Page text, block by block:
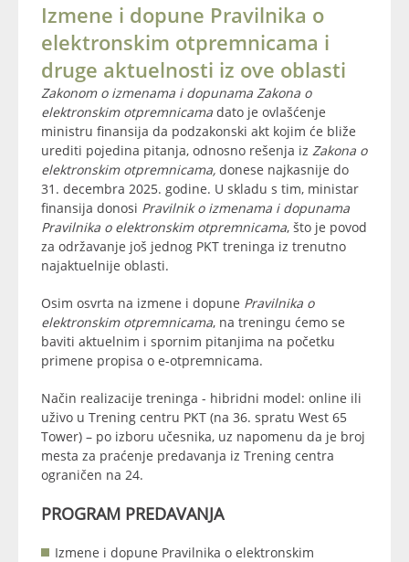
Izmene i dopune Pravilnika o
elektronskim otpremnicama i
druge aktuelnosti iz ove oblasti
Zakonom o izmenama i dopunama Zakona o
elektronskim otpremnicama dato je ovlašćenje
ministru finansija da podzakonski akt kojim će bliže
urediti pojedina pitanja, odnosno rešenja iz Zakona o
elektronskim otpremnicama, donese najkasnije do
31. decembra 2025. godine. U skladu s tim, ministar
finansija donosi Pravilnik o izmenama i dopunama
Pravilnika o elektronskim otpremnicama, što je povod
za održavanje još jednog PKT treninga iz trenutno
najaktuelnije oblasti.
Osim osvrta na izmene i dopune Pravilnika o
elektronskim otpremnicama, na treningu ćemo se
baviti aktuelnim i spornim pitanjima na početku
primene propisa o e-otpremnicama.
Način realizacije treninga - hibridni model: online ili
uživo u Trening centru PKT (na 36. spratu West 65
Tower) – po izboru učesnika, uz napomenu da je broj
mesta za praćenje predavanja iz Trening centra
ograničen na 24.
PROGRAM PREDAVANJA
Izmene i dopune Pravilnika o elektronskim